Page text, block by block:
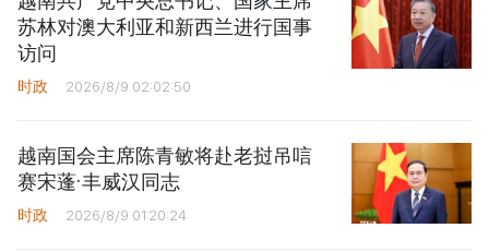
苏林对澳大利亚和新西兰进行国事
访问
时政 2026/8/9 02:02:50
越南国会主席陈青敏将赴老挝吊唁
赛宋蓬·丰威汉同志
时政 2026/8/9 01:20:24